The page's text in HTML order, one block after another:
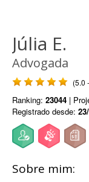
Júlia E.
Advogada
(5.0
Ranking: 23044 |
Registrado desde:
Sobre mim: